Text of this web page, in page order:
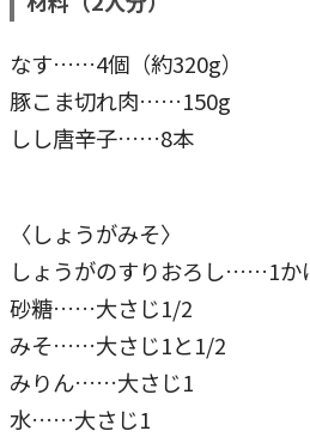
なす……4個（約320g）
豚こま切れ肉……150g
しし唐辛子……8本
〈しょうがみそ〉
しょうがのすりおろし……1
砂糖……大さじ1/2
みそ……大さじ1と1/2
みりん……大さじ1
水……大さじ1